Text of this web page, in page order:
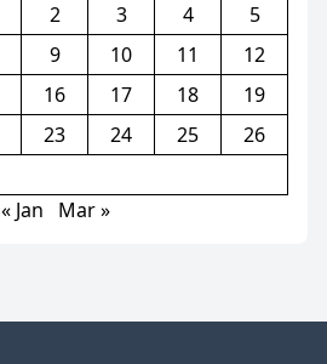
2 3 4
5
9 10 11
12
16 17 18
19
23 24 25
26
« Jan
Mar »